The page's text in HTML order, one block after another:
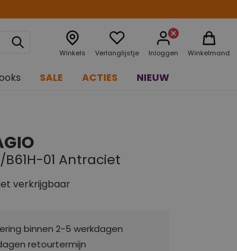
Winkels Verlanglijstje Inloggen Winkelmand
SALE ACTIES NIEUW
B61H-01 Antraciet
verkrijgbaar
binnen 2-5 werkdagen
retourtermijn